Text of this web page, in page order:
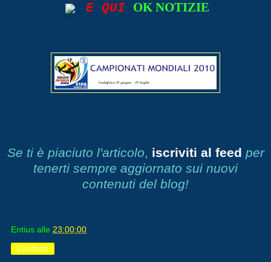
E QUI
OK NOTIZIE
Se ti è piaciuto l'articolo, iscriviti al feed per
tenerti sempre aggiornato sui nuovi
contenuti del blog!
Entius alle 23:00:00
Condividi